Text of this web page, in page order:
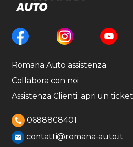
Romana Auto assistenza
Collabora con noi
Assistenza Clienti: apri un ticket
0688808401
contatti@romana-auto.it